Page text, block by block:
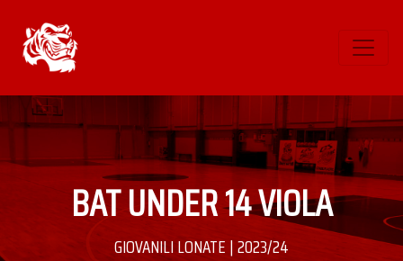
BAT UNDER 14 VIOLA
GIOVANILI LONATE | 2023/24